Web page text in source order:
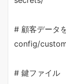
# 顧客データ
config/
# 鍵ファイル